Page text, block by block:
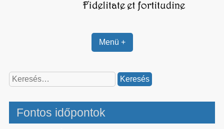
Menü +
Keresés:
Fontos időpontok